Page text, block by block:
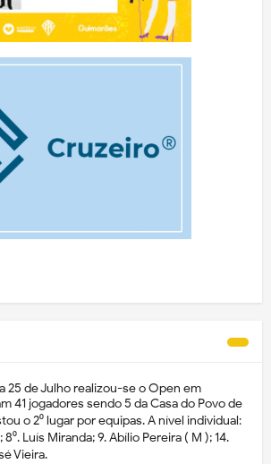
25 de Julho realizou-se o Open em
41 jogadores sendo 5 da Casa do Povo de
o 2⁰ lugar por equipas. A nível individual:
Luís Miranda; 9. Abílio Pereira ( M ); 14.
Vieira.